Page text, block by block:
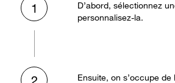
1
D’abord, sélectionnez
personnalisez-la.
Ensuite, on s’occupe